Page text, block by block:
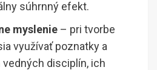
súhrnný efekt.
myslenie – pri tvorbe
využívať poznatky a
disciplín, ich